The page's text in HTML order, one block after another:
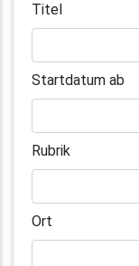
Titel
Startdatum ab
Rubrik
Ort